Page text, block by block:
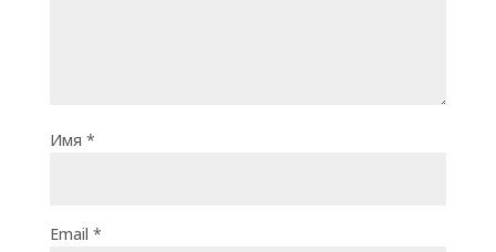
Имя *
Email *